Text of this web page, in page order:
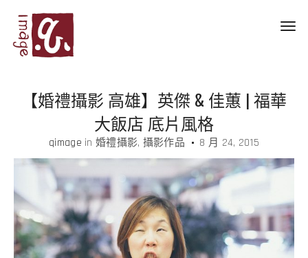
【婚禮攝影 高雄】英傑 & 佳蕙 | 福華
大飯店 底片風格
qimage in婚禮攝影 攝影作品 8 月 24, 2015